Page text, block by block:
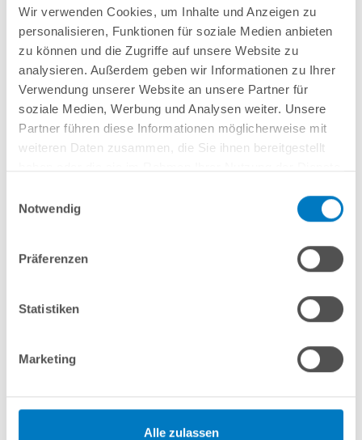
Wir verwenden Cookies, um Inhalte und Anzeigen zu
personalisieren, Funktionen für soziale Medien anbieten
zu können und die Zugriffe auf unsere Website zu
analysieren. Außerdem geben wir Informationen zu Ihrer
Verwendung unserer Website an unsere Partner für
soziale Medien, Werbung und Analysen weiter. Unsere
Partner führen diese Informationen möglicherweise mit
weiteren Daten zusammen, die Sie ihnen bereitgestellt
Notwendig
Präferenzen
Statistiken
Marketing
Alle zulassen
PROPOOL Grundreiniger sauer 1 l
Kurzbeschreibung
8,99 € *
(-18,2% vom UVP)
UVP:10,99 € *
Artikel-Nr.:252593
PROPOOL Randreiniger Super 1 l